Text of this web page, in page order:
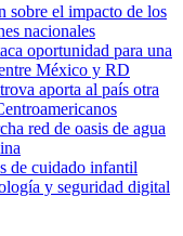
sobre el impacto de los
nacionales
oportunidad para una
México y RD
aporta al país otra
red de oasis de agua
de cuidado infantil
y seguridad digital